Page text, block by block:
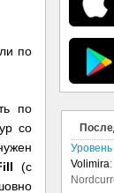
по
по
со
(с
Volimira